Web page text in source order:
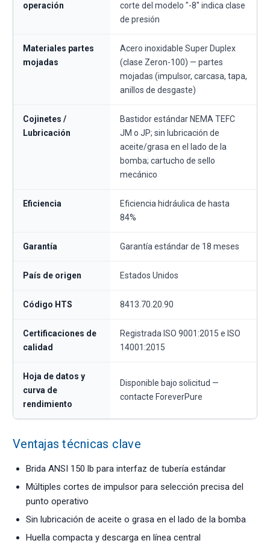
operación
corte del modelo "-8" indica clase
de presión
Materiales partes
mojadas
Acero inoxidable Super Duplex
(clase Zeron-100) — partes
mojadas (impulsor, carcasa, tapa,
anillos de desgaste)
Cojinetes /
Lubricación
Bastidor estándar NEMA TEFC
JM o JP; sin lubricación de
aceite/grasa en el lado de la
bomba; cartucho de sello
mecánico
Eficiencia
Eficiencia hidráulica de hasta
84%
Garantía Garantía estándar de 18 meses
País de origen Estados Unidos
Código HTS 8413.70.20.90
Certificaciones de
calidad
Registrada ISO 9001:2015 e ISO
14001:2015
Hoja de datos y
curva de
rendimiento
Disponible bajo solicitud —
contacte ForeverPure
Ventajas técnicas clave
Brida ANSI 150 lb para interfaz de tubería estándar
Múltiples cortes de impulsor para selección precisa del
punto operativo
Sin lubricación de aceite o grasa en el lado de la bomba
Huella compacta y descarga en línea central